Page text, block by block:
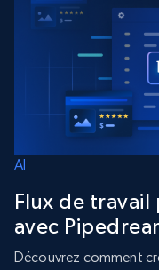
AI
Flux de travail
avec
Découvrez comment